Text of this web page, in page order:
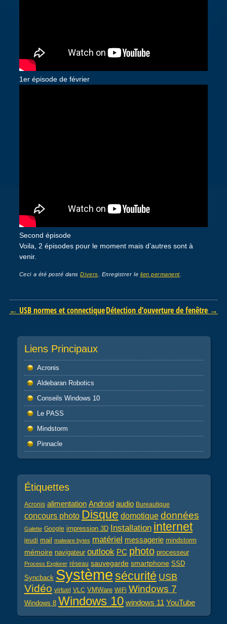
1er épisode de février
Second épisode
Voila, 2 épisodes pour le moment mais d’autres sont à
venir.
Ceci a été posté dansDivers . Enregistrer le lien permanent.
Post navigation
← USB normes et connectiqueDétection d’ouverture de fenêtre →
Liens Principaux
Acronis
Aldebaran Robotics
Conseils Windows 10
Le PASS
Mindstorm
Pinnacle
Étiquettes
Acronis alimentation Android audio Bureautique
concours photo Disque domotique données
Galette Google impression 3D Installation internet
jeudi mail malware bytes matériel messagerie mindstorm
mémoire navigateur outlook PC photo processeur
Process Explorer réseau sauvegarde smartphone SSD
Syncback Systèmesécurité USB
Vidéo virtuel VLC VMWare WiFi Windows 7
Windows 8 Windows 10 windows 11 YouTube